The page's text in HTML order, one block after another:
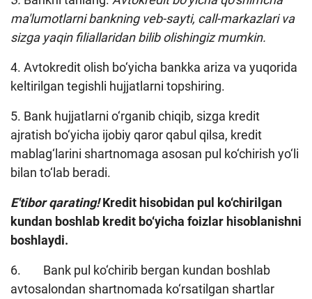
ma'lumotlarni bankning veb-sayti, call-markazlari va
sizga yaqin filiallaridan bilib olishingiz mumkin.
4. Avtokredit olish bo‘yicha bankka ariza va yuqorida
keltirilgan tegishli hujjatlarni topshiring.
5. Bank hujjatlarni o‘rganib chiqib, sizga kredit
ajratish bo‘yicha ijobiy qaror qabul qilsa, kredit
mablag‘larini shartnomaga asosan pul ko‘chirish yo‘li
bilan to‘lab beradi.
E'tibor qarating!Kredit hisobidan pul ko‘chirilgan
kundan boshlab kredit bo‘yicha foizlar hisoblanishni
boshlaydi.
6. Bank pul ko‘chirib bergan kundan boshlab
avtosalondan shartnomada ko‘rsatilgan shartlar